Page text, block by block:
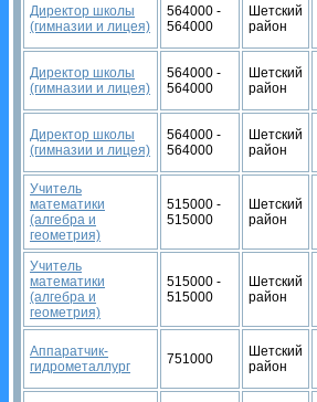
Директор школы
(гимназии и лицея)
564000 -
564000
Шетский
район
Директор школы
(гимназии и лицея)
564000 -
564000
Шетский
район
Директор школы
(гимназии и лицея)
564000 -
564000
Шетский
район
Учитель
математики
(алгебра и
геометрия)
515000 -
515000
Шетский
район
Учитель
математики
(алгебра и
геометрия)
515000 -
515000
Шетский
район
Аппаратчик-
гидрометаллург
751000
Шетский
район